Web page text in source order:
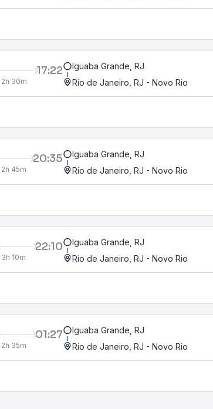
17:22
2h 30m
Iguaba Grande, RJ
Rio de Janeiro, RJ - Novo Rio
20:35
2h 45m
Iguaba Grande, RJ
Rio de Janeiro, RJ - Novo Rio
22:10
3h 10m
Iguaba Grande, RJ
Rio de Janeiro, RJ - Novo Rio
01:27
2h 35m
Iguaba Grande, RJ
Rio de Janeiro, RJ - Novo Rio